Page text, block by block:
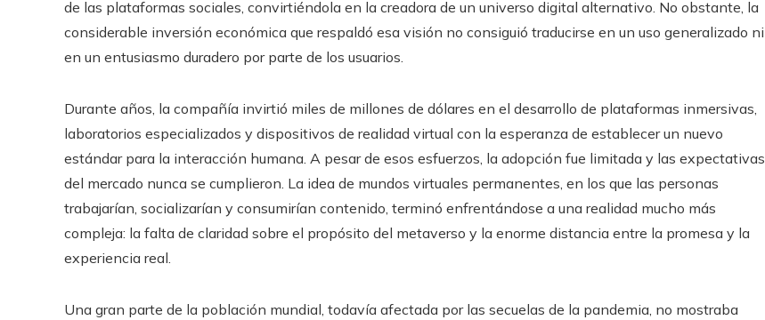
de las plataformas sociales, convirtiéndola en la creadora de un universo digital alternativo. No obstante, la
considerable inversión económica que respaldó esa visión no consiguió traducirse en un uso generalizado ni
en un entusiasmo duradero por parte de los usuarios.
Durante años, la compañía invirtió miles de millones de dólares en el desarrollo de plataformas inmersivas,
laboratorios especializados y dispositivos de realidad virtual con la esperanza de establecer un nuevo
estándar para la interacción humana. A pesar de esos esfuerzos, la adopción fue limitada y las expectativas
del mercado nunca se cumplieron. La idea de mundos virtuales permanentes, en los que las personas
trabajarían, socializarían y consumirían contenido, terminó enfrentándose a una realidad mucho más
compleja: la falta de claridad sobre el propósito del metaverso y la enorme distancia entre la promesa y la
experiencia real.
Una gran parte de la población mundial, todavía afectada por las secuelas de la pandemia, no mostraba